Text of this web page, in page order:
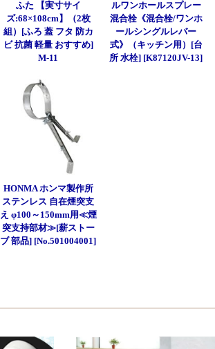
ふた 【実寸サイ
ズ:68×108cm】（2枚
組）[ふろ 蓋 フタ 防カ
ビ 抗菌 軽量 おすすめ]
M-11
ルワンホールスプレー
混合栓《混合栓/ワンホ
ールシングルレバー
式》（キッチン用）[台
所 水栓] [K87120JV-13]
HONMA ホンマ製作所
ステンレス 自在煙突支
え φ100～150mm用≪煙
突支持部材≫[薪ストー
ブ 部品] [No.501004001]